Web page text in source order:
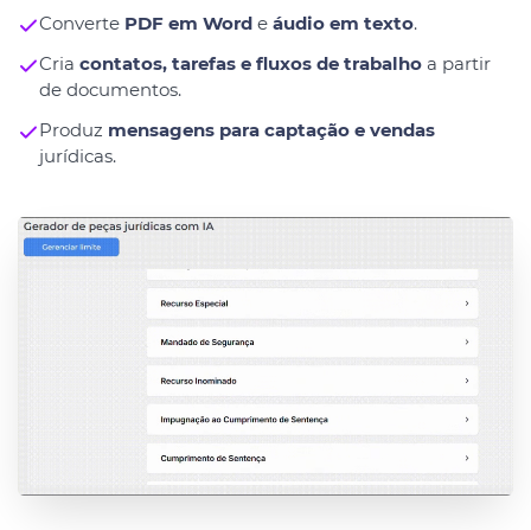
Converte PDF em Worde áudio em texto.
Cria contatos, tarefas e fluxos de trabalhoa partir
de documentos.
Produz mensagens para captação e vendas
jurídicas.